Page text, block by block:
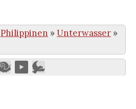
Philippinen »Unterwasser »